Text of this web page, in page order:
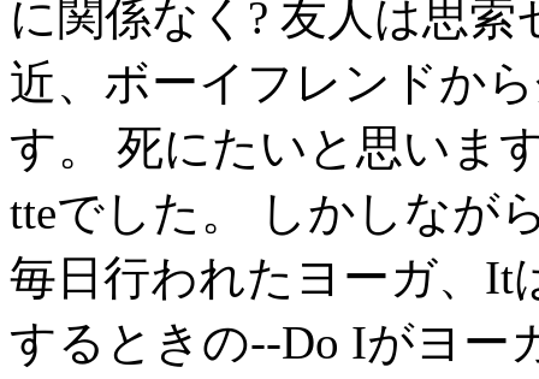
に関係なく? 友人は思
近、ボーイフレンドか
す。 死にたいと思いま
tteでした。 しかしなが
毎日行われたヨーガ、It
するときの--Do Iがヨー